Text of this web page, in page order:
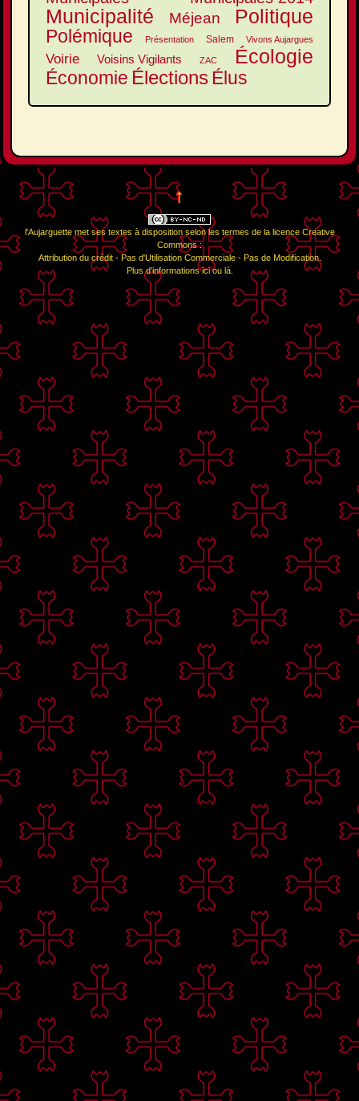
Municipalité Méjean Politique
Polémique Présentation Salem Vivons Aujargues
Voirie Voisins Vigilants ZAC Écologie
Économie ÉlectionsÉlus
↑
l'Aujarguettemet ses textes à disposition selon les termes de la licence Creative
Commons :
Attribution du crédit - Pas d'Utilisation Commerciale - Pas de Modification.
Plus d'informationsiciou là.